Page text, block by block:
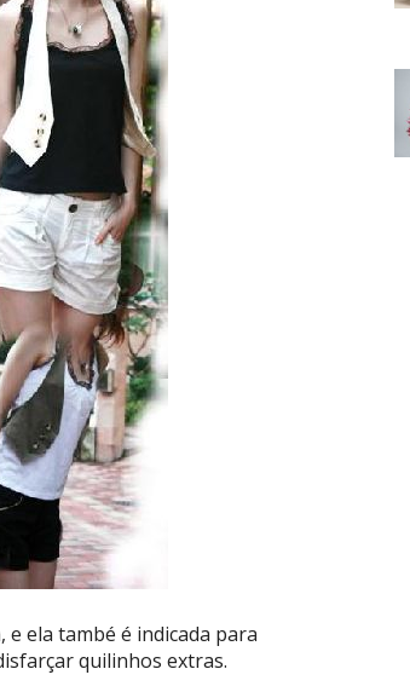
e ela també é indicada para
quilinhos extras.